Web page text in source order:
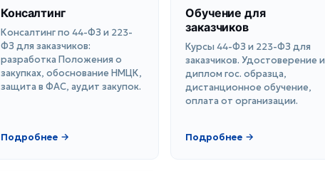
Консалтинг
Консалтинг по 44-ФЗ и 223-
ФЗ для заказчиков:
разработка Положения о
закупках, обоснование НМЦК,
защита в ФАС, аудит закупок.
Подробнее →
Обучение для
заказчиков
Курсы 44-ФЗ и 223-ФЗ для
заказчиков. Удостоверение и
диплом гос. образца,
дистанционное обучение,
оплата от организации.
Подробнее →